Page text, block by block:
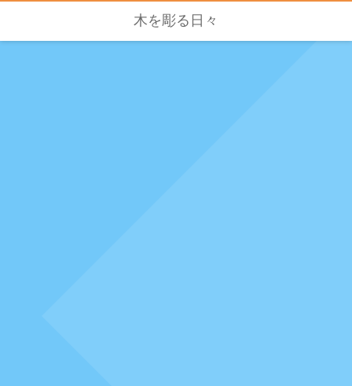
木を彫る日々